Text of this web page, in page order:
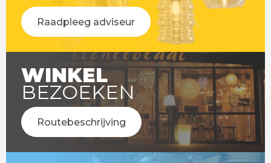
Raadpleeg adviseur
WINKEL
BEZOEKEN
Routebeschrijving